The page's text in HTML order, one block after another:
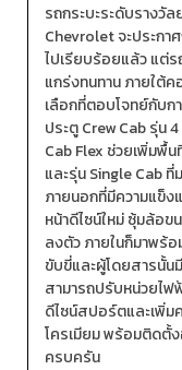
รถกระบะระดับรางวั
Chevrolet จะประกา
ไปเรียบร้อยแล้ว แต่
แกร่งทนทาน ภายใต้ค
เลือกที่ตอบโจทย์กับก
ประตู Crew Cab รุ่น
Cab Flex ช่วยเพิ่มพื้
และรุ่น Single Cab
ภายนอกที่มีความแข็ง
หน้าดีไซน์ใหม่ ซุ้มล้อ
ลงตัว ภายในก็มาพร้
ขับขี่และผู้โดยสารนั้น
สามารถปรับหน่วยไฟ
ดีไซน์สปอร์ตและเพิ่ม
โครเมียม พร้อมติดตั้
ครบครัน